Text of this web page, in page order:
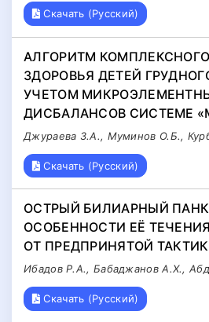
Скачать (Русский)
АЛГОРИТМ
ЗДОРОВЬЯ ДЕТЕЙ
УЧЕТОМ
ДИСБАЛАНСОВ СИСТЕМЕ
Джураева З.А., Муминов О.Б.,
Скачать (Русский)
ОСТРЫЙ БИЛИАРНЫЙ
ОСОБЕННОСТИ ЕЁ
ОТ ПРЕДПРИНЯТОЙ
Ибадов Р.А., Бабаджанов А.Х.,
Скачать (Русский)